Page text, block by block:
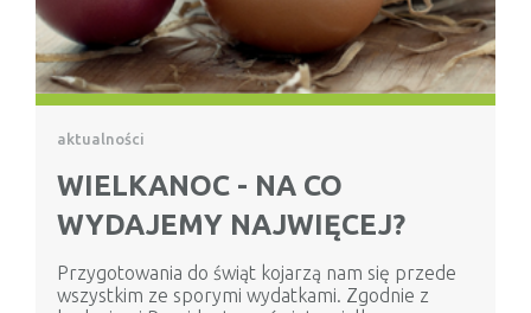
aktualności
WIELKANOC - NA CO
WYDAJEMY NAJWIĘCEJ?
Przygotowania do świąt kojarzą nam się przede
wszystkim ze sporymi wydatkami. Zgodnie z